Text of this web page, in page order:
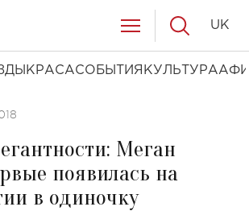
КРАСАСОБЫТИЯ КУЛЬТУРА
UK
Меган
появилась на
в одиночку